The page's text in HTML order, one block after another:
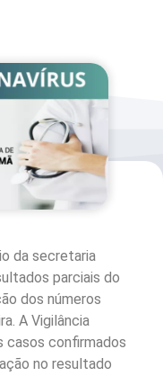
da secretaria
parciais do
dos números
A Vigilância
casos confirmados
no resultado